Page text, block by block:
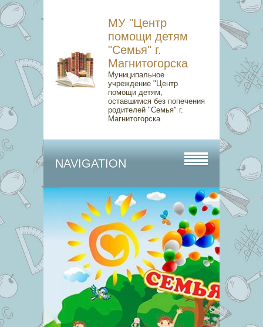
МУ "Центр
помощи детям
"Семья" г.
Магнитогорска
Муниципальное
учреждение "Центр
помощи детям,
оставшимся без попечения
родителей "Семья" г.
Магнитогорска
NAVIGATION